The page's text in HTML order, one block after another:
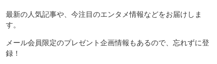
最新の人気記事や、今注目のエンタメ情報などをお届けしま
す。
メール会員限定のプレゼント企画情報もあるので、忘れずに登
録！